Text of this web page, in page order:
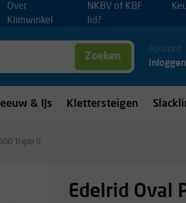
Over
Klimwinkel
NKBV of KBF
lid?
Zoeken
Account
Inloggen
& IJs Klettersteigen
Triple II
Edelrid Oval